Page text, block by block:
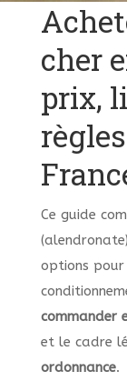
cher
prix,
Ce guide
options
commander
et le cadre
ordonnance.